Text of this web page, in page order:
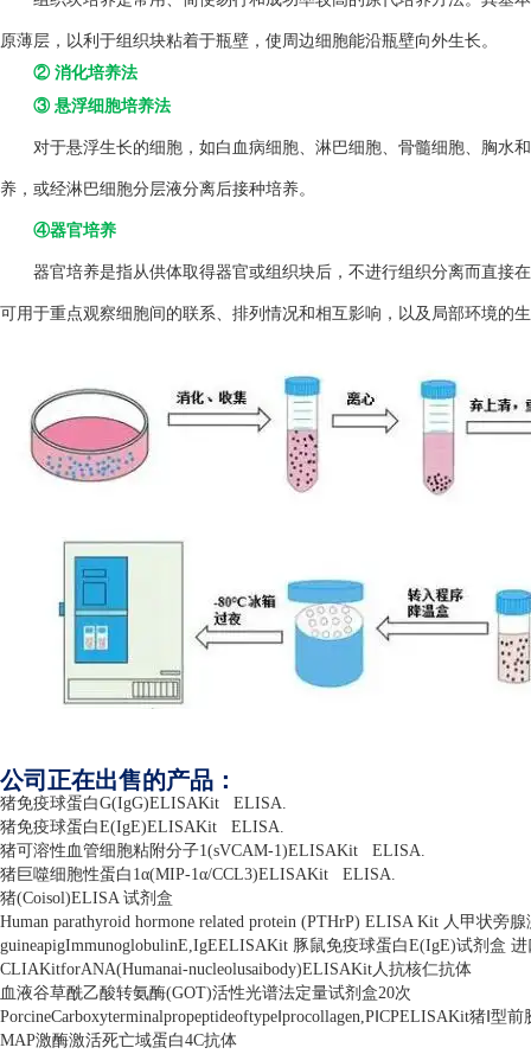
原薄层，以利于组织块粘着于瓶壁，使周边细胞能沿瓶壁向外生长。
② 消化培养法
③ 悬浮细胞培养法
对于悬浮生长的细胞，如白血病细胞、淋巴细胞、骨髓细胞、胸水
养，或经淋巴细胞分层液分离后接种培养。
④器官培养
器官培养是指从供体取得器官或组织块后，不进行组织分离而直接
可用于重点观察细胞间的联系、排列情况和相互影响，以及局部环境的
公司正在出售的产品：
猪免疫球蛋白G(IgG)ELISAKit
ELISA.
猪免疫球蛋白E(IgE)ELISAKit
ELISA.
猪可溶性血管细胞粘附分子1(sVCAM-1)ELISAKit
ELISA.
猪巨噬细胞性蛋白 1α(MIP-1α/CCL3)ELISAKit
ELISA.
猪(Coisol)ELISA 试剂盒
Human parathyroid hormone related protein (PTHrP) ELISA Kit 人甲状旁
guineapigImmunoglobulinE,IgEELISAKit 豚鼠免疫球蛋白E(IgE)试剂盒
CLIAKitforANA(Humanai-nucleolusaibody)ELISAKit人抗核仁抗体
血液谷草酰乙酸转氨酶(GOT)活性光谱法定量试剂盒20次
PorcineCarboxyterminalpropeptideoftype procollagen,P CPELISAKit猪Ⅰ型前
MAP激酶激活死亡域蛋白4C抗体